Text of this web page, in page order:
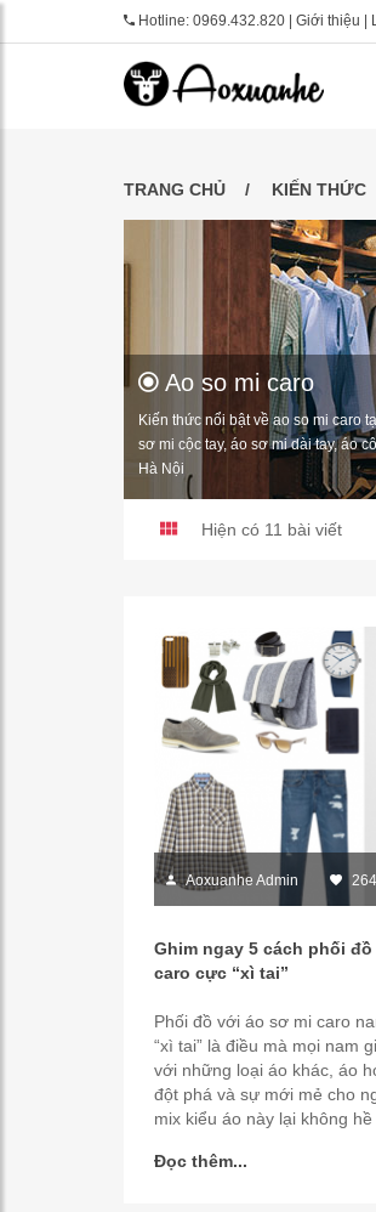
Hotline: 0969.432.820 Giới thiệu
TRANG CHỦ KIẾN THỨC
Ao so mi caro
Kiến thức nổi bật về ao so mi caro
sơ mi cộc tay, áo sơ mi dài tay, áo
Hà Nội
Hiện có 11 bài viết
Aoxuanhe Admin
Ghim ngay 5 cách phối
caro cực “xì tai”
Phối đồ với áo sơ mi caro
“xì tai” là điều mà mọi nam
với những loại áo khác, áo
đột phá và sự mới mẻ cho
mix kiểu áo này lại không hề
Đọc thêm...